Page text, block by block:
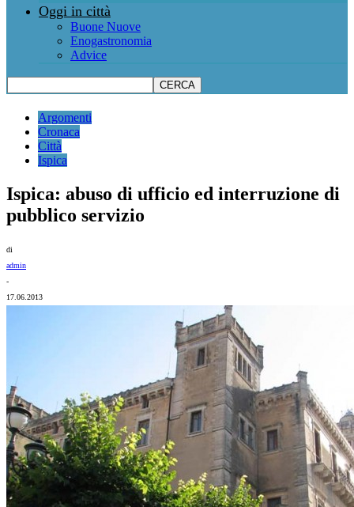
Oggi in città
Buone Nuove
Enogastronomia
Advice
Argomenti
Cronaca
Città
Ispica
Ispica: abuso di ufficio ed interruzione di
pubblico servizio
di
admin
-
17.06.2013